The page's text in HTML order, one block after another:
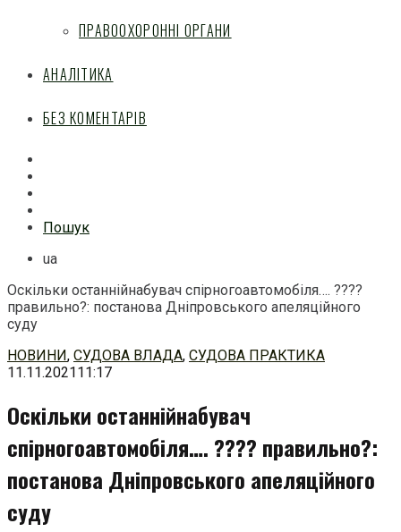
ПРАВООХОРОННІ ОРГАНИ
АНАЛІТИКА
БЕЗ КОМЕНТАРІВ
Пошук
ua
Оскільки останнійнабувач спірногоавтомобіля…. ????
правильно?: постанова Дніпровського апеляційного
суду
Перейти
до
НОВИНИ, СУДОВА ВЛАДА, СУДОВА ПРАКТИКА
11.11.202111:17
Оскільки останнійнабувач
спірногоавтомобіля…. ???? правильно?:
постанова Дніпровського апеляційного
суду